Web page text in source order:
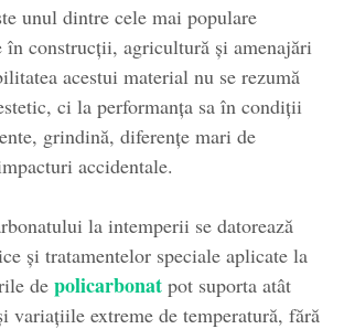
unul dintre cele mai populare
în construcții, agricultură și amenajări
acestui material nu se rezumă
ci la performanța sa în condiții
grindină, diferențe mari de
accidentale.
la intemperii se datorează
și tratamentelor speciale aplicate la
depolicarbonat pot suporta atât
variațiile extreme de temperatură, fără